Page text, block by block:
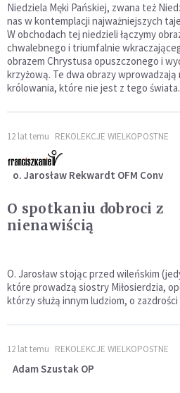
Niedziela Męki Pańskiej, zwana też
nas w kontemplacji najważniejszych
W obchodach tej niedzieli łączymy
chwalebnego i triumfalnie
obrazem Chrystusa opuszczonego i
krzyżową. Te dwa obrazy wprowadzają
królowania, które nie jest z tego świata.
12 lat temu REKOLEKCJE WIELKOPOSTNE
o. Jarosław Rekwardt OFM Conv
O spotkaniu dobroci z
nienawiścią
O. Jarosław stojąc przed wileńskim
które prowadzą siostry Miłosierdzia,
którzy służą innym ludziom, o
12 lat temu REKOLEKCJE WIELKOPOSTNE
Adam Szustak OP